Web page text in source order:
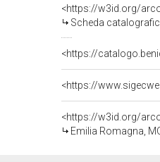
<https://w3id.org/
Scheda
<https://
<https://
<https://w3id.org/
Emilia Romagna,